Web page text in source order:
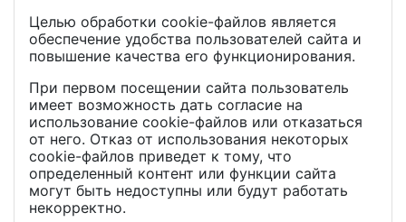
Целью обработки cookie-файлов является
обеспечение удобства пользователей сайта и
повышение качества его функционирования.
При первом посещении сайта пользователь
имеет возможность дать согласие на
использование cookie-файлов или отказаться
от него. Отказ от использования некоторых
cookie-файлов приведет к тому, что
определенный контент или функции сайта
могут быть недоступны или будут работать
некорректно.